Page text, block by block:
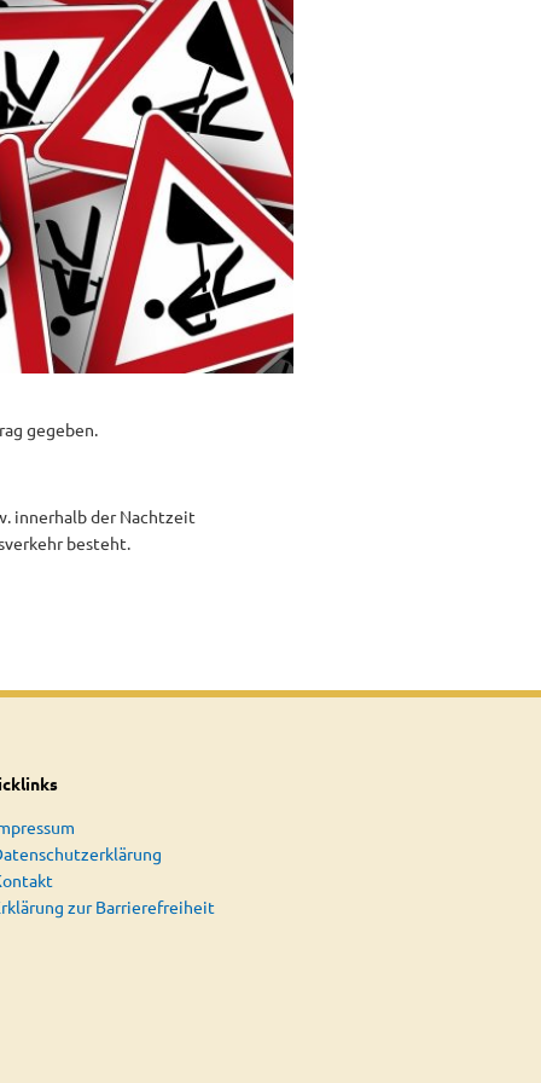
gegeben.
innerhalb der Nachtzeit
besteht.
zur Barrierefreiheit